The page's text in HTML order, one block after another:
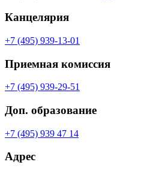
Канцелярия
+7 (495) 939-13-01
Приемная комиссия
+7 (495) 939-29-51
Доп. образование
+7 (495) 939 47 14
Адрес